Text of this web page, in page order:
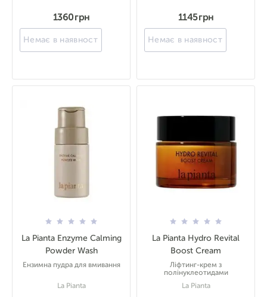
1360 грн
Немає в наявності
1145 грн
Немає в наявності
La Pianta Enzyme Calming
Powder Wash
Ензимна пудра для вмивання
La Pianta
La Pianta Hydro Revital
Boost Cream
Ліфтинг-крем з
полінуклеотидами
La Pianta